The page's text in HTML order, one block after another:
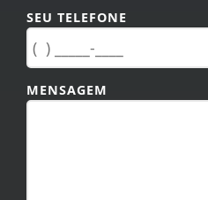
SEU TELEFONE
MENSAGEM